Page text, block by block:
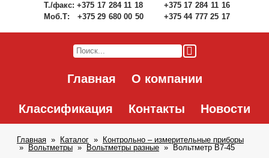
Т./факс: +375 17 284 11 18
+375 17 284 11 16
Моб.Т:
+375 29 680 00 50 +375 44 777 25 17
Главная О компании
Классификация Контакты Новости
Главная Каталог
Контрольно – измерительные приборы
Вольтметры
Вольтметры разные Вольтметр В7-45